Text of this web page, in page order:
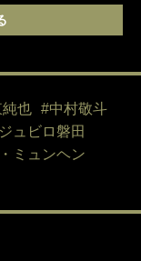
也
#中村敬斗
ュビロ磐田
ミュンヘン